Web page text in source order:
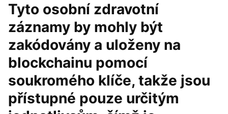
Tyto osobní zdravotní
záznamy by mohly být
zakódovány a uloženy na
blockchainu pomocí
soukromého klíče, takže jsou
přístupné pouze určitým